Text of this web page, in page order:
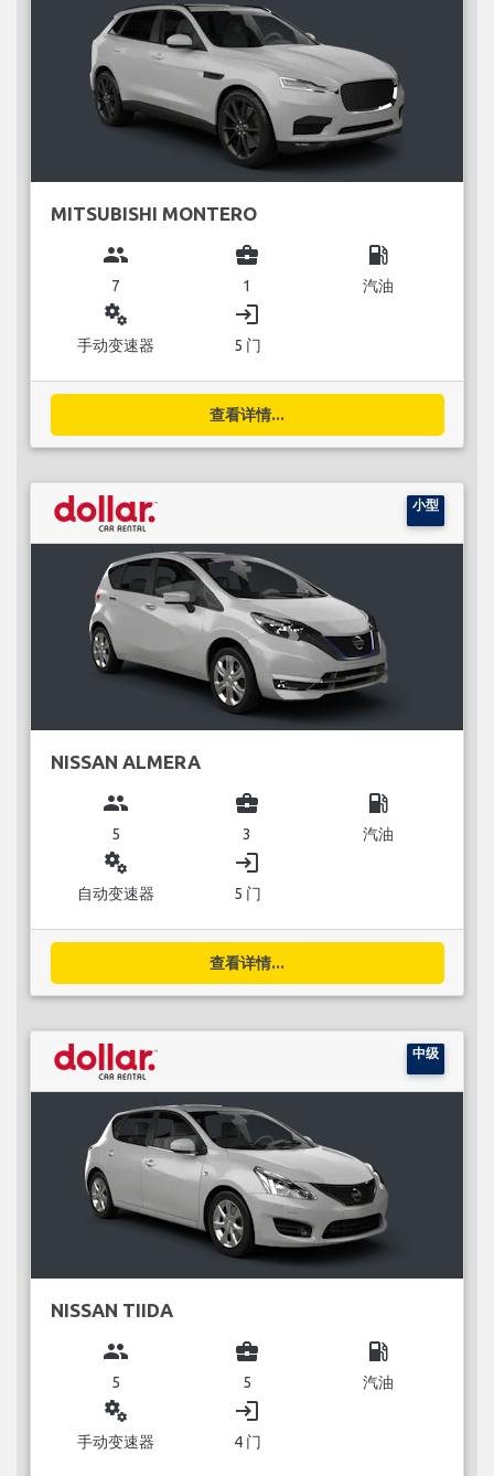
MITSUBISHI MONTERO
group
7
business_center
1
local_gas_station
汽油
miscellaneous_services
手动变速器
login
5 门
查看详情...
小型
NISSAN ALMERA
group
5
business_center
3
local_gas_station
汽油
miscellaneous_services
自动变速器
login
5 门
查看详情...
中级
NISSAN TIIDA
group
5
business_center
5
local_gas_station
汽油
miscellaneous_services
手动变速器
login
4 门